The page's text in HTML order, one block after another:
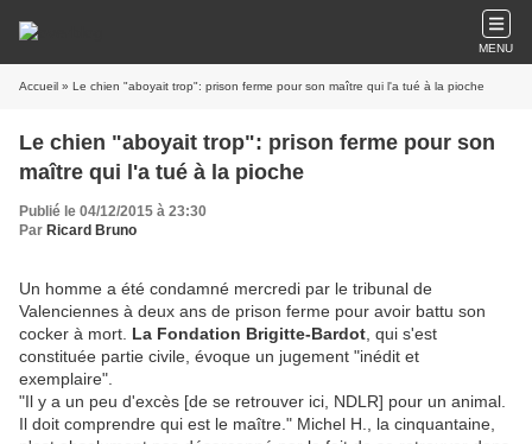
MENU
Accueil » Le chien "aboyait trop": prison ferme pour son maître qui l'a tué à la pioche
Le chien "aboyait trop": prison ferme pour son
maître qui l'a tué à la pioche
Publié le 04/12/2015 à 23:30
Par Ricard Bruno
Un homme a été condamné mercredi par le tribunal de
Valenciennes à deux ans de prison ferme pour avoir battu son
cocker à mort. La Fondation Brigitte-Bardot , qui s'est
constituée partie civile, évoque un jugement "inédit et
exemplaire".
"Il y a un peu d'excès [de se retrouver ici, NDLR] pour un animal.
Il doit comprendre qui est le maître." Michel H., la cinquantaine,